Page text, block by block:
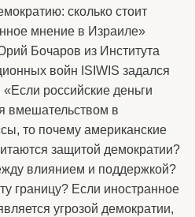
сколько стоит
мнение в Израиле»
Бочаров из Института
войн ISIWIS задался
российские деньги
вмешательством в
то почему американские
защитой демократии?
влиянием и поддержкой?
границу? Если иностранное
угрозой демократии,